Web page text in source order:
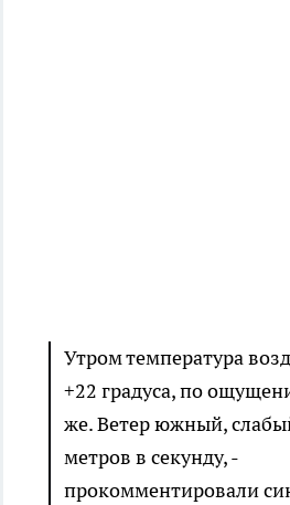
Утром температура
+22 градуса, по
же. Ветер южный,
метров в секунду, -
прокомментировали